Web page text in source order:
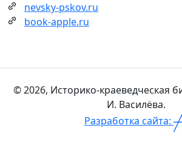
nevsky-pskov.ru
book-apple.ru
© 2026, Историко-краеведческая
И. Василёва.
Разработка сайта: